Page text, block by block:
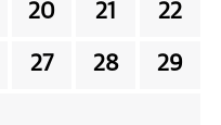
20 21 22
27 28 29